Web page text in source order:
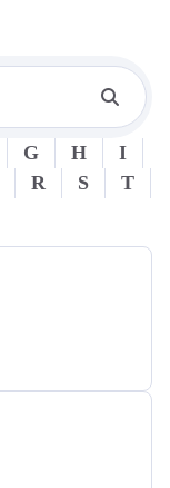
G H
I
R S
T